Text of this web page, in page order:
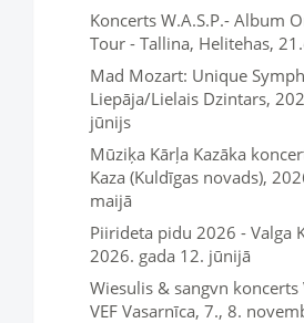
Koncerts W.A.S.P.- Album
Tour - Tallina, Helitehas,
Mad Mozart: Unique
Liepāja/Lielais Dzintars,
jūnijs
Mūziķa Kārļa Kazāka
Kaza (Kuldīgas novads),
maijā
Piirideta pidu 2026 - Valga
2026. gada 12. jūnijā
Wiesulis & sangvn koncerts
VEF Vasarnīca, 7., 8.